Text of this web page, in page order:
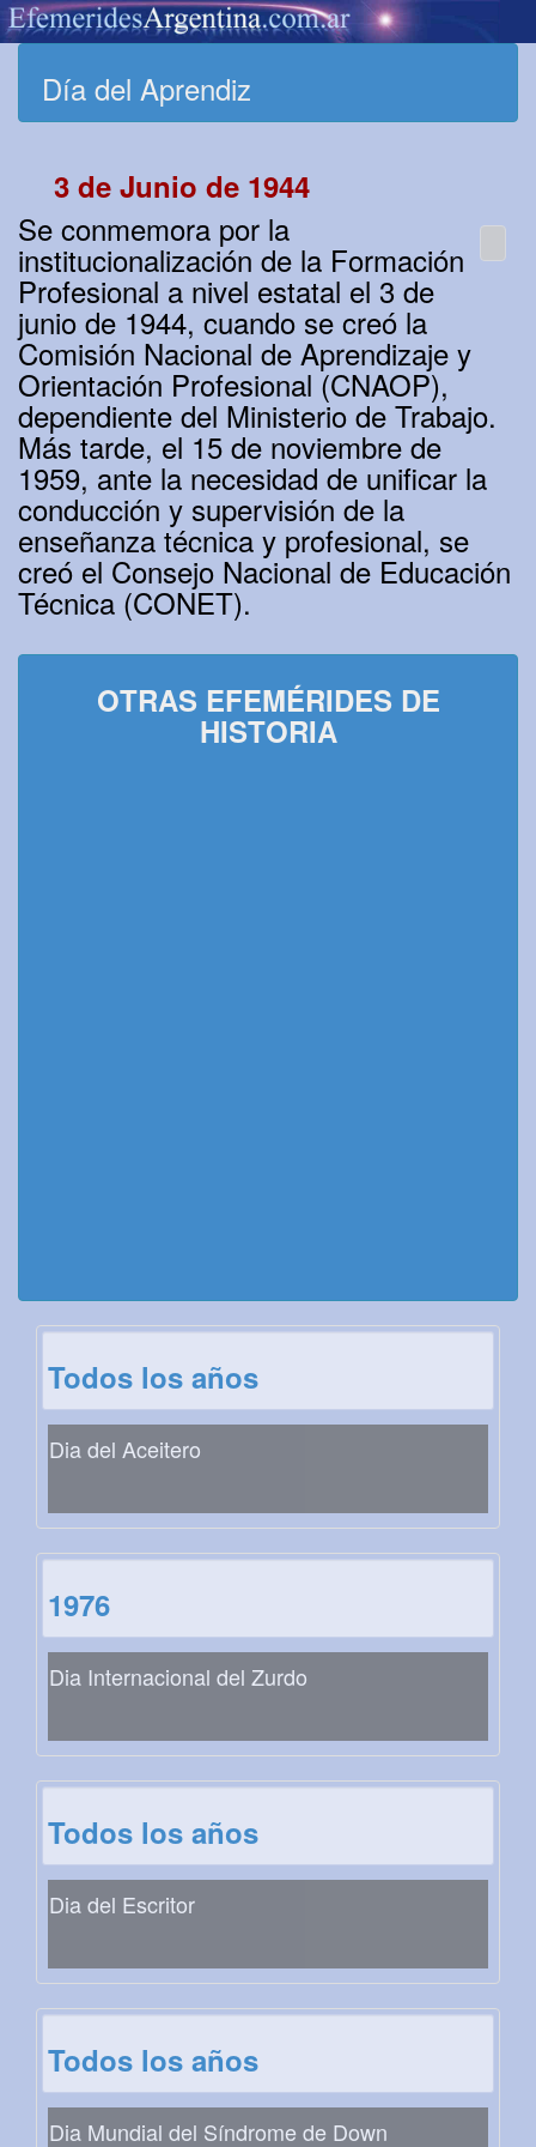
Día del Aprendiz
3 de Junio de 1944
Se conmemora por la
institucionalización de la Formación
Profesional a nivel estatal el 3 de
junio de 1944, cuando se creó la
Comisión Nacional de Aprendizaje y
Orientación Profesional (CNAOP),
dependiente del Ministerio de Trabajo.
Más tarde, el 15 de noviembre de
1959, ante la necesidad de unificar la
conducción y supervisión de la
enseñanza técnica y profesional, se
creó el Consejo Nacional de Educación
Técnica (CONET).
OTRAS EFEMÉRIDES DE
HISTORIA
Todos los años
Dia del Aceitero
1976
Dia Internacional del Zurdo
Todos los años
Dia del Escritor
Todos los años
Dia Mundial del Síndrome de Down